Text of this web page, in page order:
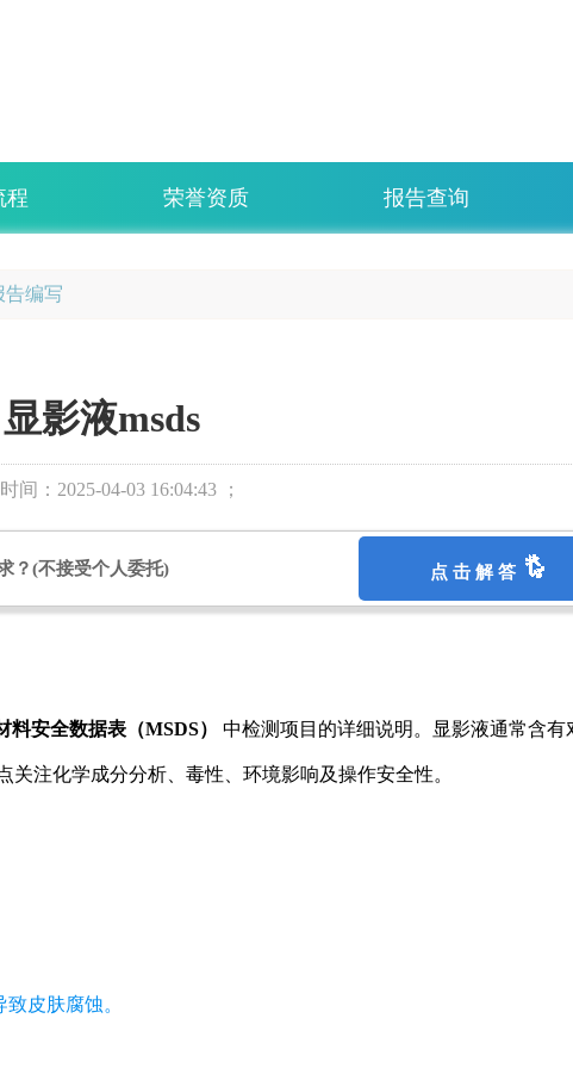
程 荣誉资质 报告查询
告编写
显影液msds
间： 2025-04-03 16:04:43 ；
？(不接受个人委托) 点 击 解 答
料安全数据表（MSDS） 中检测项目的详细说明。显影液通常含有
注化学成分分析、毒性、环境影响及操作安全性。
皮肤腐蚀。